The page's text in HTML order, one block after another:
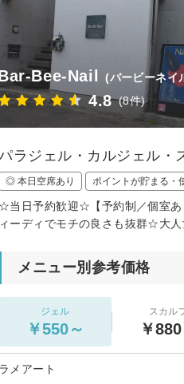
Bee-Nail (バービーネイ
4.8 (8件)
ラジェル・カルジェル・
◎ 本日空席あり ポイントが貯まる・
☆当日予約歓迎☆【予約制／個室あ
ィーディでモチの良さも抜群☆大
メニュー別参考価格
ジェル
￥550～
スカル
￥880
ラメアート